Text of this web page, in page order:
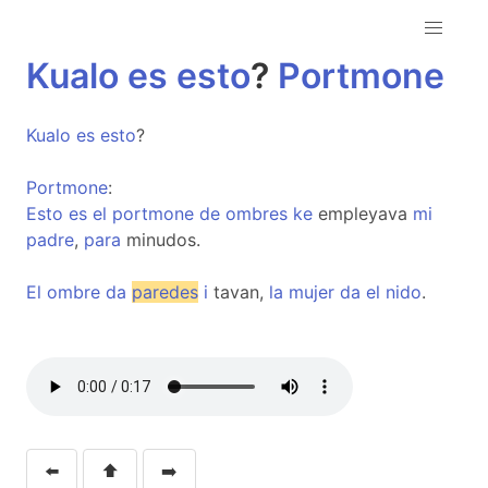
Kualo es esto? Portmone
Kualo es esto?
Portmone:
Esto es el portmone de ombres ke empleyava mi
padre, para minudos.
El ombre da paredes i tavan, la mujer da el nido.
⬅️ ⬆️ ➡️